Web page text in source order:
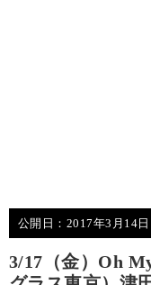
公開日： 2017年3月14日
3/17（金）Oh